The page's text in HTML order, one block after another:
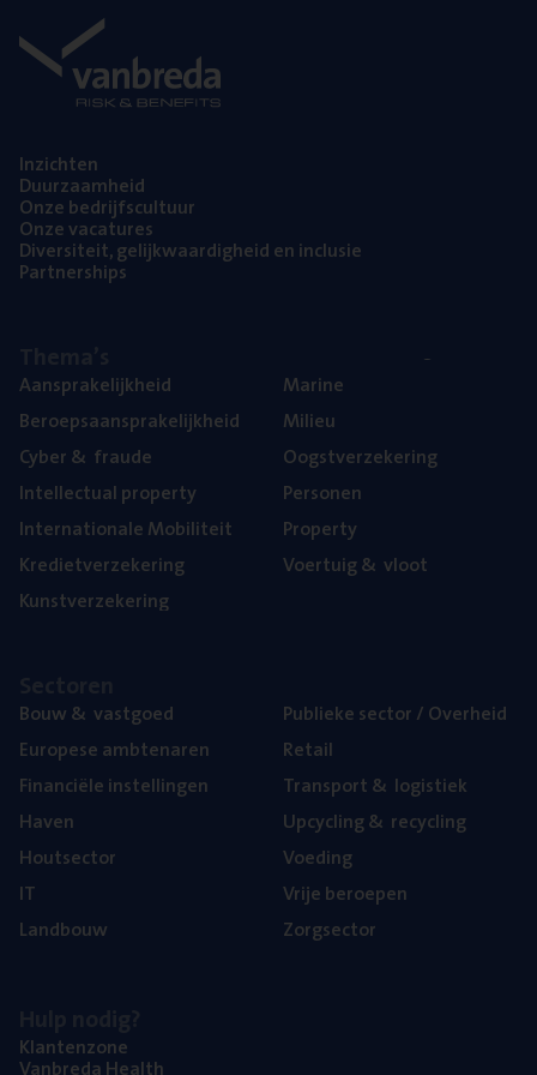
Inzich­ten
Duur­zaam­heid
Onze bedrijfs­cul­tuur
Onze vaca­tu­res
Diver­si­teit, gelijk­waar­dig­heid en inclusie
Part­ner­ships
Aan­spra­ke­lijk­heid
Beroeps­aan­spra­ke­lijk­heid
Cyber& fraude
Intel­lec­tu­al property
Inter­na­ti­o­na­le Mobiliteit
Kre­diet­ver­ze­ke­ring
Kunst­ver­ze­ke­ring
Mari­ne
Mili­eu
Oogst­ver­ze­ke­ring
Per­so­nen
Pro­per­ty
Voer­tuig& vloot
Bouw& vastgoed
Euro­pe­se ambtenaren
Finan­ci­ë­le instellingen
Haven
Hout­sec­tor
IT
Land­bouw
Publie­ke sec­tor / Overheid
Retail
Trans­port& logistiek
Upcy­cling& recycling
Voe­ding
Vrije beroe­pen
Zorg­sec­tor
Klan­ten­zo­ne
Van­b­re­da Health